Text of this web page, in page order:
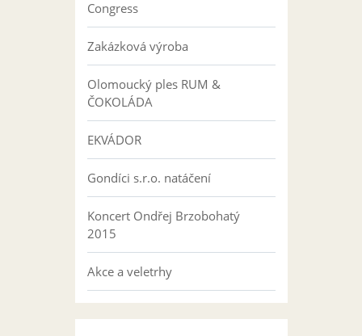
Congress
Zakázková výroba
Olomoucký ples RUM &
ČOKOLÁDA
EKVÁDOR
Gondíci s.r.o. natáčení
Koncert Ondřej Brzobohatý
2015
Akce a veletrhy